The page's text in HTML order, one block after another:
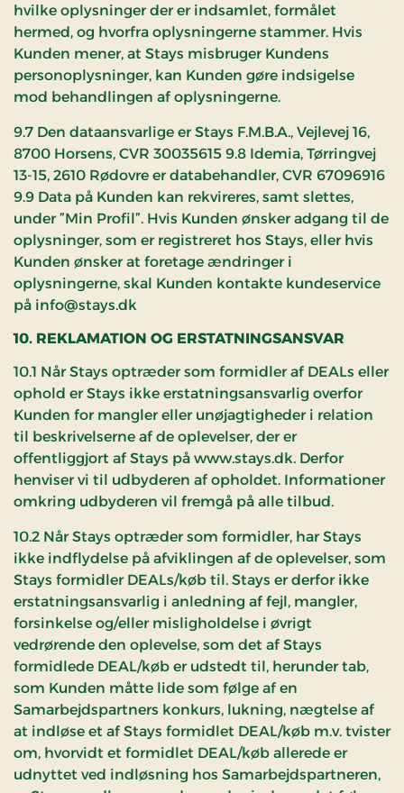
hvilke oplysninger der er indsamlet, formålet
hermed, og hvorfra oplysningerne stammer. Hvis
Kunden mener, at Stays misbruger Kundens
personoplysninger, kan Kunden gøre indsigelse
mod behandlingen af oplysningerne.
9.7 Den dataansvarlige er Stays F.M.B.A., Vejlevej 16,
8700 Horsens, CVR 30035615 9.8 Idemia, Tørringvej
13-15, 2610 Rødovre er databehandler, CVR 67096916
9.9 Data på Kunden kan rekvireres, samt slettes,
under ”Min Profil”. Hvis Kunden ønsker adgang til de
oplysninger, som er registreret hos Stays, eller hvis
Kunden ønsker at foretage ændringer i
oplysningerne, skal Kunden kontakte kundeservice
på info@stays.dk
10. REKLAMATION OG ERSTATNINGSANSVAR
10.1 Når Stays optræder som formidler af DEALs eller
ophold er Stays ikke erstatningsansvarlig overfor
Kunden for mangler eller unøjagtigheder i relation
til beskrivelserne af de oplevelser, der er
offentliggjort af Stays på www.stays.dk. Derfor
henviser vi til udbyderen af opholdet. Informationer
omkring udbyderen vil fremgå på alle tilbud.
10.2 Når Stays optræder som formidler, har Stays
ikke indflydelse på afviklingen af de oplevelser, som
Stays formidler DEALs/køb til. Stays er derfor ikke
erstatningsansvarlig i anledning af fejl, mangler,
forsinkelse og/eller misligholdelse i øvrigt
vedrørende den oplevelse, som det af Stays
formidlede DEAL/køb er udstedt til, herunder tab,
som Kunden måtte lide som følge af en
Samarbejdspartners konkurs, lukning, nægtelse af
at indløse et af Stays formidlet DEAL/køb m.v. tvister
om, hvorvidt et formidlet DEAL/køb allerede er
udnyttet ved indløsning hos Samarbejdspartneren,